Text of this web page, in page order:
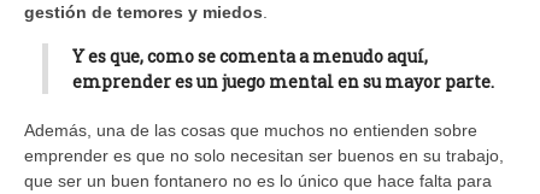
gestión de temores y miedos
Y es que, como se comenta a menudo aquí,
emprender es un juego mentalen su mayor parte.
Además, una de las cosas que muchos no entienden sobre
emprender es que no solo necesitan ser buenos en su trabajo,
que ser un buen fontanero no es lo único que hace falta para